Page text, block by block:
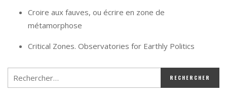
Croire aux fauves, ou écrire en zone de
métamorphose
Critical Zones. Observatories for Earthly Politics